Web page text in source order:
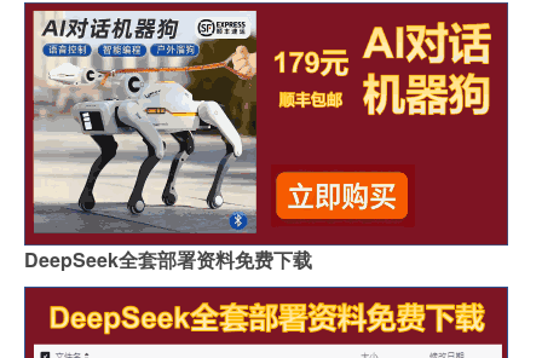
DeepSeek全套部署资料免费下载